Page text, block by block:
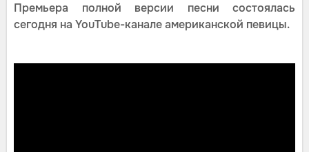
Премьера полной версии песни состоялась
сегодня на YouTube-канале американской певицы.